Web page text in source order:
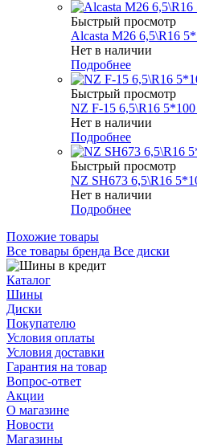
Быстрый просмотр
Alcasta M26 6,5\R16
Нет в наличии
Подробнее
Быстрый просмотр
NZ F-15 6,5\R16
Нет в наличии
Подробнее
Быстрый просмотр
NZ SH673 6,5\R16
Нет в наличии
Подробнее
Похожие товары
Все товары бренда Все диски
Каталог
Шины
Диски
Покупателю
Условия оплаты
Условия доставки
Гарантия на товар
Вопрос-ответ
Акции
О магазине
Новости
Магазины